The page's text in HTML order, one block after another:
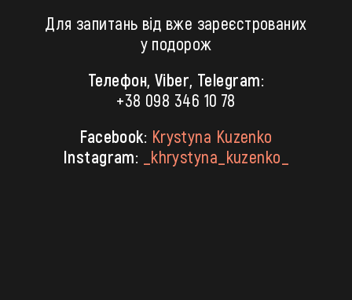
Для запитань від вже зареєстрованих
у подорож
Телефон, Viber, Telegram:
+38 098 346 10 78
Facebook: Krystyna Kuzenko
Instagram:
_khrystyna_kuzenko_